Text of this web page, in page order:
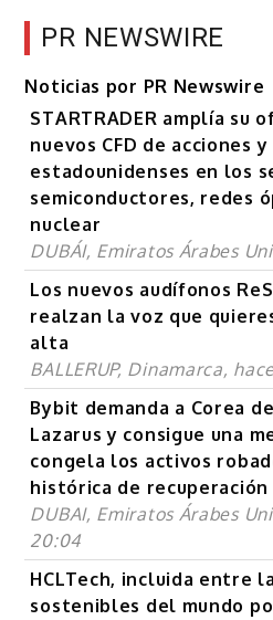
PR NEWSWIRE
Noticias por PR Newswire
STARTRADER amplía su
nuevos CFD de acciones y
estadounidenses en los
semiconductores, redes
nuclear
DUBÁI, Emiratos Árabes
Los nuevos audífonos
realzan la voz que
alta
BALLERUP, Dinamarca,
Bybit demanda a Corea
Lazarus y consigue una
congela los activos
histórica de
DUBAI, Emiratos Árabes
20:04
HCLTech, incluida entre
sostenibles del mundo